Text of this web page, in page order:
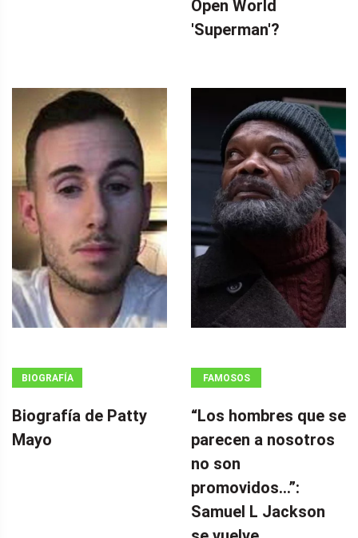
Open World
'Superman'?
BIOGRAFÍA
Biografía de Patty
Mayo
FAMOSOS
“Los hombres que se
parecen a nosotros
no son
promovidos…”:
Samuel L Jackson